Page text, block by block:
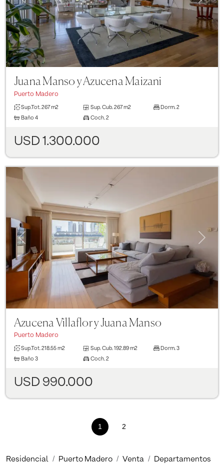
Juana Manso y Azucena Maizani
Puerto Madero
Sup.Tot. 267 m2 Sup. Cub. 267 m2 Dorm. 2
Baño 4 Coch. 2
USD 1.300.000
Previous Next
Azucena Villaflor y Juana Manso
Puerto Madero
Sup.Tot. 218.55 m2 Sup. Cub. 192.89 m2 Dorm. 3
Baño 3 Coch. 2
USD 990.000
1 (current)
2
Residencial Puerto Madero Venta Departamentos